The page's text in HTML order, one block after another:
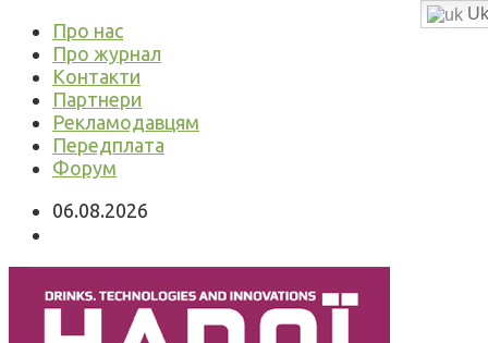
Про нас
Про журнал
Контакти
Партнери
Рекламодавцям
Передплата
Форум
06.08.2026